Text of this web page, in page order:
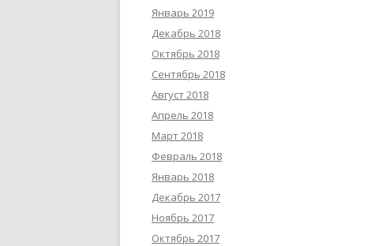
Январь 2019
Декабрь 2018
Октябрь 2018
Сентябрь 2018
Август 2018
Апрель 2018
Март 2018
Февраль 2018
Январь 2018
Декабрь 2017
Ноябрь 2017
Октябрь 2017